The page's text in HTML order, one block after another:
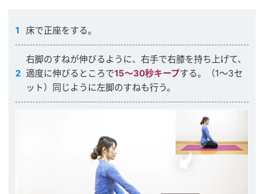
床で正座をする。
右脚のすねが伸びるように、右手で右膝を持ち上げて、
適度に伸びるところで15〜30秒キープする。（1〜3セ
ット）同じように左脚のすねも行う。